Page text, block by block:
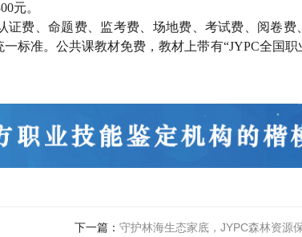
元。
证费、命题费、监考费、场地费、考试费、阅卷费
标准。公共课教材免费，教材上带有“JYPC全国职
下一篇： 守护林海生态家底，JYPC森林资源